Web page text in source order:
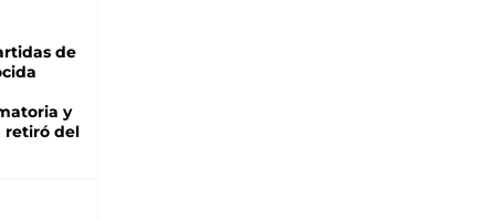
de
y
retiró del